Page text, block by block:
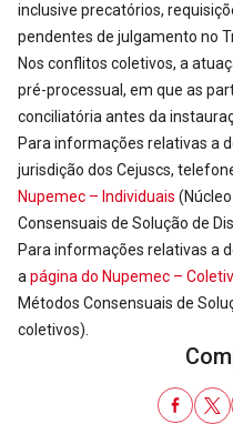
inclusive precatórios,
pendentes de julgamento no
Nos conflitos coletivos, a
pré-processual, em que as
conciliatória antes da
Para informações relativas a
jurisdição dos Cejuscs,
Nupemec – Individuais
Consensuais de Solução de
Para informações relativas a
a página do Nupemec –
Métodos Consensuais de
coletivos).